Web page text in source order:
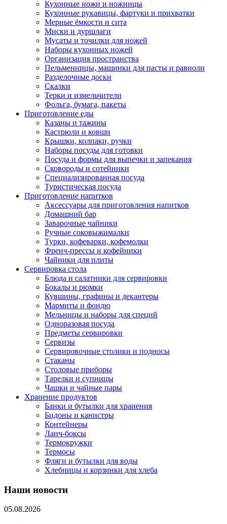
Кухонные ножи и ножницы
Кухонные рукавицы, фартуки и прихватки
Мерные ёмкости и сита
Миски и дуршлаги
Мусаты и точилки для ножей
Наборы кухонных ножей
Организация пространства
Пельменницы, машинки для пасты и равиоли
Разделочные доски
Скалки
Терки и измельчители
Фольга, бумага, пакеты
Приготовление еды
Казаны и тажины
Кастрюли и ковши
Крышки, колпаки, ручки
Наборы посуды для готовки
Посуда и формы для выпечки и запекания
Сковороды и сотейники
Специализированная посуда
Туристическая посуда
Приготовление напитков
Аксессуары для приготовления напитков
Домашний бар
Заварочные чайники
Ручные соковыжималки
Турки, кофеварки, кофемолки
Френч-прессы и кофейники
Чайники для плиты
Сервировка стола
Блюда и салатники для сервировки
Бокалы и рюмки
Кувшины, графины и декантеры
Мармиты и фондю
Мельницы и наборы для специй
Одноразовая посуда
Предметы сервировки
Сервизы
Сервировочные столики и подносы
Стаканы
Столовые приборы
Тарелки и супницы
Чашки и чайные пары
Хранение продуктов
Банки и бутылки для хранения
Бидоны и канистры
Контейнеры
Ланч-боксы
Термокружки
Термосы
Фляги и бутылки для воды
Хлебницы и корзинки для хлеба
Наши новости
05.08.2026